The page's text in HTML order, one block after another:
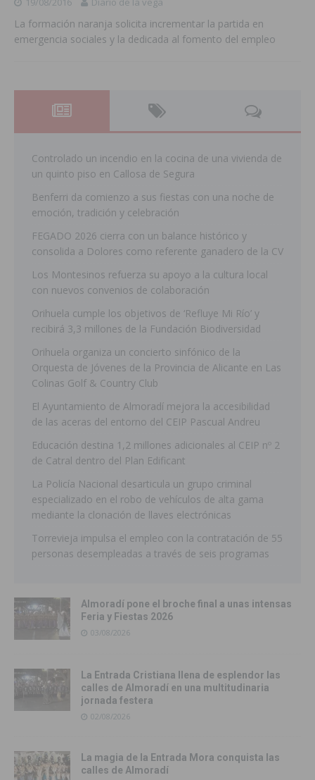
La formación naranja solicita incrementar la partida en
emergencia sociales y la dedicada al fomento del empleo
Controlado un incendio en la cocina de una vivienda de
un quinto piso en Callosa de Segura
Benferri da comienzo a sus fiestas con una noche de
emoción, tradición y celebración
FEGADO 2026 cierra con un balance histórico y
consolida a Dolores como referente ganadero de la CV
Los Montesinos refuerza su apoyo a la cultura local
con nuevos convenios de colaboración
Orihuela cumple los objetivos de ‘Refluye Mi Río’ y
recibirá 3,3 millones de la Fundación Biodiversidad
Orihuela organiza un concierto sinfónico de la
Orquesta de Jóvenes de la Provincia de Alicante en Las
Colinas Golf & Country Club
El Ayuntamiento de Almoradí mejora la accesibilidad
de las aceras del entorno del CEIP Pascual Andreu
Educación destina 1,2 millones adicionales al CEIP nº 2
de Catral dentro del Plan Edificant
La Policía Nacional desarticula un grupo criminal
especializado en el robo de vehículos de alta gama
mediante la clonación de llaves electrónicas
Torrevieja impulsa el empleo con la contratación de 55
personas desempleadas a través de seis programas
Almoradí pone el broche final a unas intensas
Feria y Fiestas 2026
03/08/2026
La Entrada Cristiana llena de esplendor las
calles de Almoradí en una multitudinaria
jornada festera
02/08/2026
La magia de la Entrada Mora conquista las
calles de Almoradí